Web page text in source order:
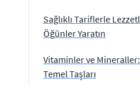
Sağlıklı Tariflerle
Öğünler Yaratın
Vitaminler ve Mineraller:
Temel Taşları